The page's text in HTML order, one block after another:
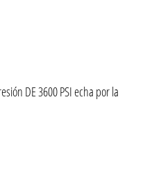
DE 3600 PSI echa por la